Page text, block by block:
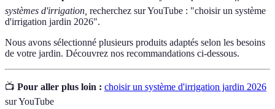
systèmes d'irrigation, recherchez sur YouTube : "choisir un système
d'irrigation jardin 2026".
Nous avons sélectionné plusieurs produits adaptés selon les besoins
de votre jardin. Découvrez nos recommandations ci-dessous.
📺 Pour aller plus loin : choisir un système d'irrigation jardin 2026
sur YouTube